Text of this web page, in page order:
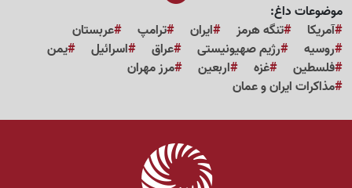
موضوعات داغ:
آمریکا
تنگه هرمز ایران ترامپ
عربستان
روسیه
رژیم صهیونیستی عراق اسرائیل
یمن
فلسطین
غزه اربعین
مرز مهران
مذاکرات ایران و عمان